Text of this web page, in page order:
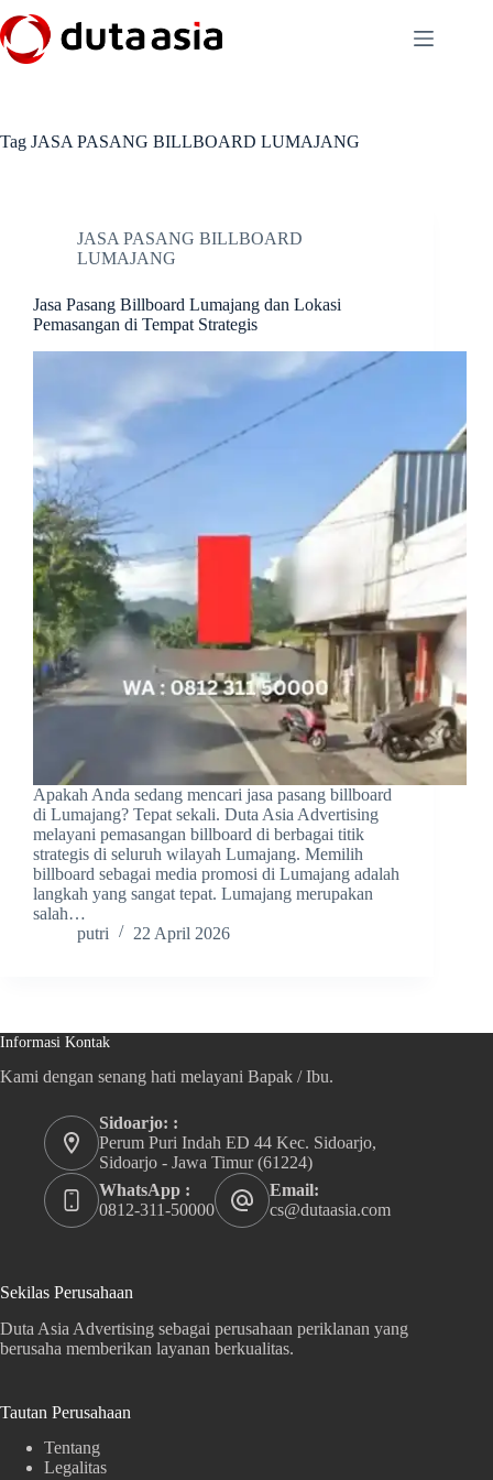
to
content
Tag JASA PASANG BILLBOARD LUMAJANG
JASA PASANG BILLBOARD
LUMAJANG
Jasa Pasang Billboard Lumajang dan Lokasi
Pemasangan di Tempat Strategis
Apakah Anda sedang mencari jasa pasang billboard
di Lumajang? Tepat sekali. Duta Asia Advertising
melayani pemasangan billboard di berbagai titik
strategis di seluruh wilayah Lumajang. Memilih
billboard sebagai media promosi di Lumajang adalah
langkah yang sangat tepat. Lumajang merupakan
salah…
putri
22 April 2026
Informasi Kontak
Kami dengan senang hati melayani Bapak / Ibu.
Sidoarjo: :
Perum Puri Indah ED 44 Kec. Sidoarjo,
Sidoarjo - Jawa Timur (61224)
WhatsApp :
0812-311-50000
Email:
cs@dutaasia.com
Sekilas Perusahaan
Duta Asia Advertising sebagai perusahaan periklanan yang
berusaha memberikan layanan berkualitas.
Tautan Perusahaan
Tentang
Legalitas